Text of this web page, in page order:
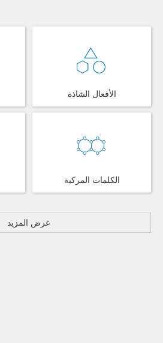
الأفعال الشاذة
الكلمات المركبة
عرض المزيد